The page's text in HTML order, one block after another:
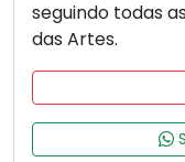
seguindo todas
das Artes.